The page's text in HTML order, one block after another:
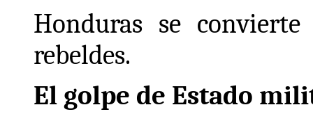
Honduras se
rebeldes.
El golpe de Estado